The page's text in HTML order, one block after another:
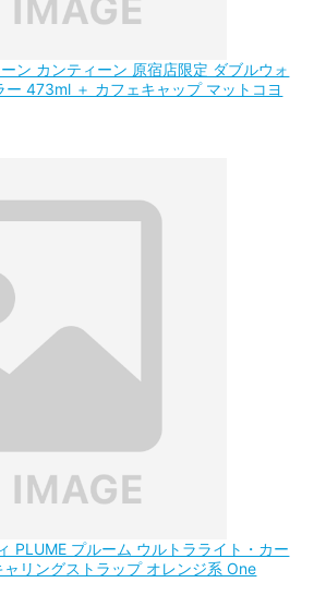
ン カンティーン 原宿店限定 ダブルウォ
ー 473ml ＋ カフェキャップ マットコヨ
PLUME プルーム ウルトラライト・カー
リングストラップ オレンジ系 One